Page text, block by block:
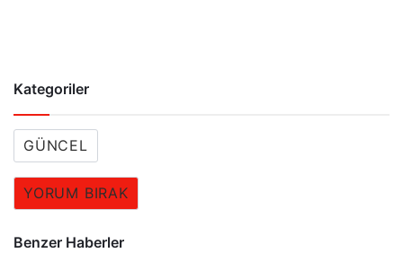
Kategoriler
GÜNCEL
YORUM BIRAK
Benzer Haberler